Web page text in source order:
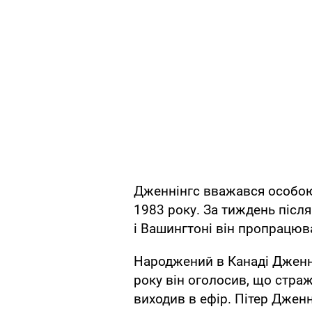
Дженнінгс вважався
1983 року. За тиждень
і Вашингтоні він
Народжений в Канаді
року він оголосив, що
виходив в ефір. Пітер